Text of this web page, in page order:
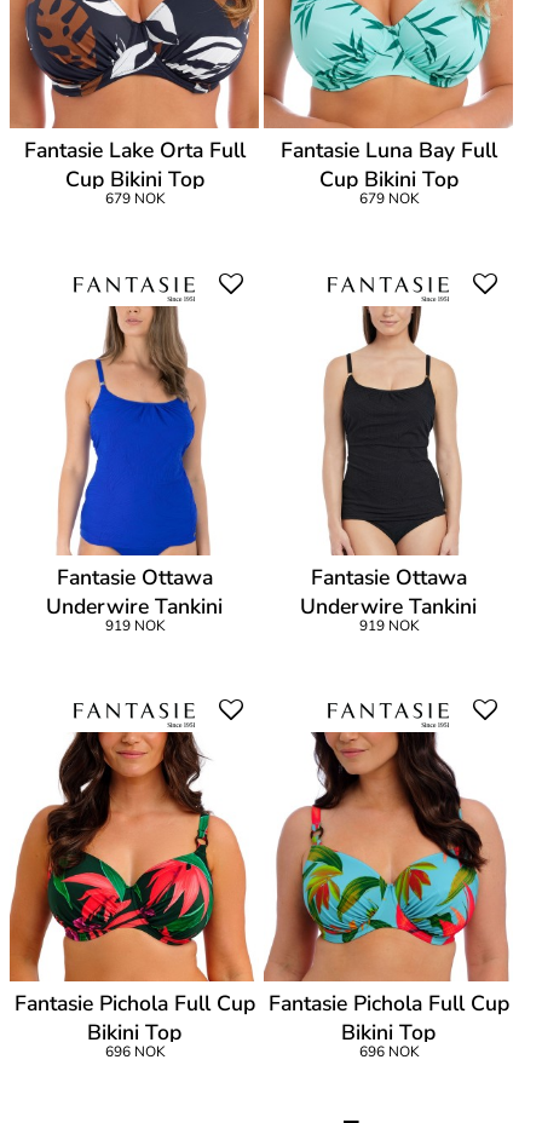
Fantasie Lake Orta Full
Cup Bikini Top
679 NOK
Fantasie Luna Bay Full
Cup Bikini Top
679 NOK
Fantasie Ottawa
Underwire Tankini
919 NOK
Fantasie Ottawa
Underwire Tankini
919 NOK
Fantasie Pichola Full Cup
Bikini Top
696 NOK
Fantasie Pichola Full Cup
Bikini Top
696 NOK